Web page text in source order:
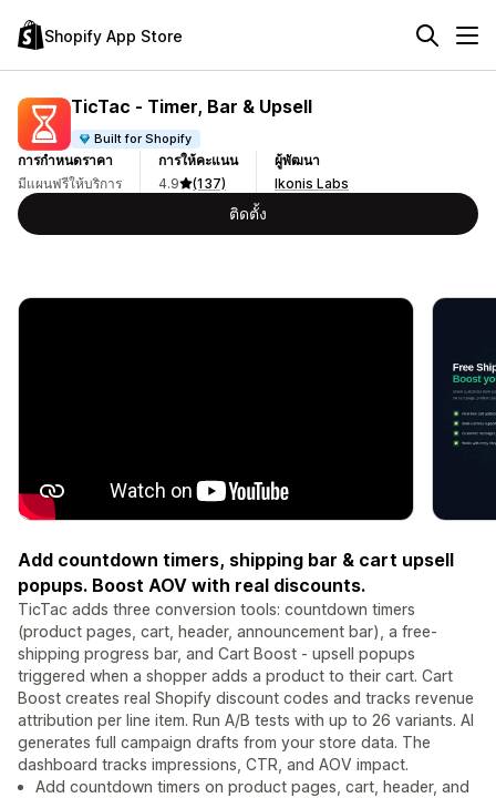
Shopify App Store
TicTac ‑ Timer, Bar & Upsell
Built for Shopify
การกำหนดราคา
มีแผนฟรีให้บริการ
การให้คะแนน
4.9
(137)
ผู้พัฒนา
Ikonis Labs
ติดตั้ง
Add countdown timers, shipping bar & cart upsell
popups. Boost AOV with real discounts.
TicTac adds three conversion tools: countdown timers
(product pages, cart, header, announcement bar), a free-
shipping progress bar, and Cart Boost - upsell popups
triggered when a shopper adds a product to their cart. Cart
Boost creates real Shopify discount codes and tracks revenue
attribution per line item. Run A/B tests with up to 26 variants. AI
generates full campaign drafts from your store data. The
dashboard tracks impressions, CTR, and AOV impact.
Add countdown timers on product pages, cart, header, and